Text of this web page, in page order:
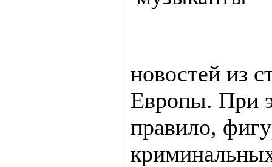
новостей из
Европы. При
правило,